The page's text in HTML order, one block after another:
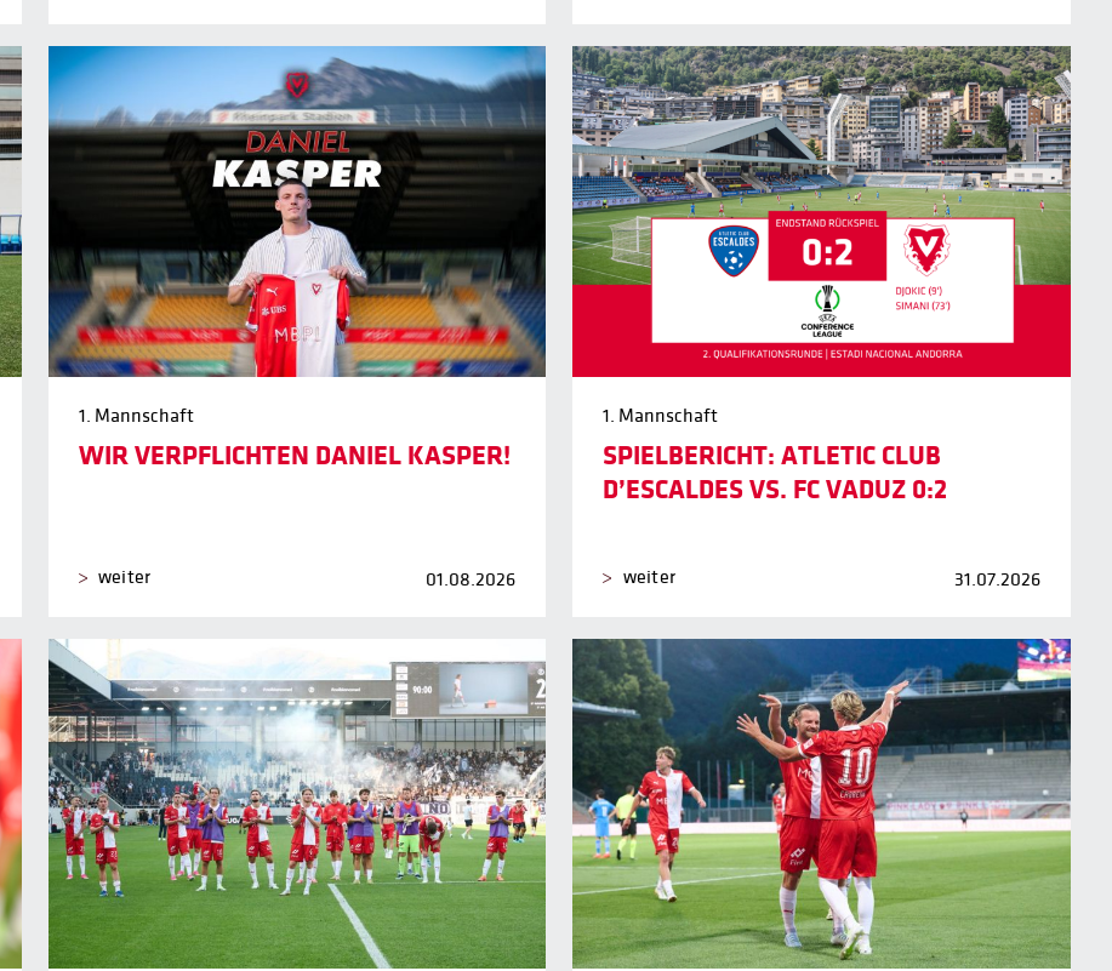
1. Mannschaft
WIR VERPFLICHTEN DANIEL KASPER!
weiter 01.08.2026
1. Mannschaft
SPIELBERICHT: ATLETIC CLUB
D’ESCALDES VS. FC VADUZ 0:2
weiter 31.07.2026